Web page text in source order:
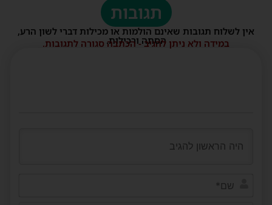
תגובות
אין לשלוח תגובות שאינם הולמות או מכילות דברי לשון הרע,
הסתה ורכילות.
במידה ולא ניתן להגיב - הכתבה סגורה לתגובות.